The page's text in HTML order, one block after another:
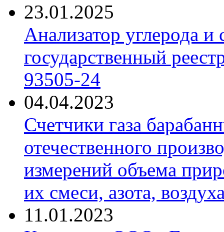
23.01.2025
Анализатор углерода
государственный
93505-24
04.04.2023
Счетчики газа
отечественного
измерений объема
их смеси, азота,
11.01.2023